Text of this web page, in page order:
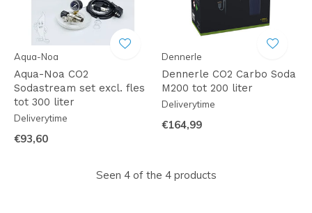
Aqua-Noa
Aqua-Noa CO2
Sodastream set excl. fles
tot 300 liter
Deliverytime
€93,60
Dennerle
Dennerle CO2 Carbo Soda
M200 tot 200 liter
Deliverytime
€164,99
Seen 4 of the 4 products